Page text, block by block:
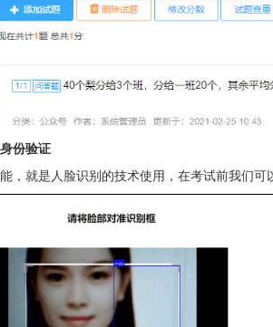
份验证
，就是人脸识别的技术使用，在考试前我们